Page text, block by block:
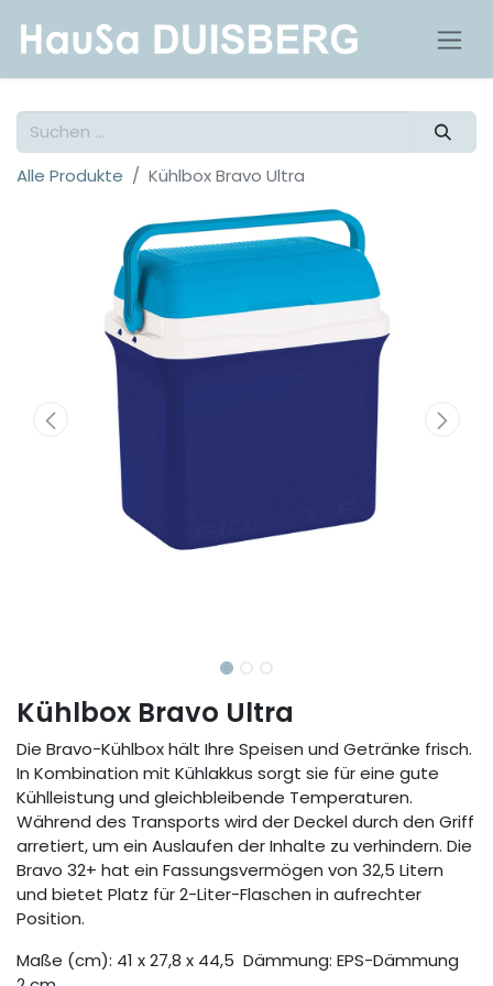
Alle Produkte Kühlbox Bravo Ultra
Kühlbox Bravo Ultra
Die Bravo-Kühlbox hält Ihre Speisen und Getränke frisch.
In Kombination mit Kühlakkus sorgt sie für eine gute
Kühlleistung und gleichbleibende Temperaturen.
Während des Transports wird der Deckel durch den Griff
arretiert, um ein Auslaufen der Inhalte zu verhindern. Die
Bravo 32+ hat ein Fassungsvermögen von 32,5 Litern
und bietet Platz für 2-Liter-Flaschen in aufrechter
Position.
Maße (cm): 41 x 27,8 x 44,5 Dämmung: EPS-Dämmung